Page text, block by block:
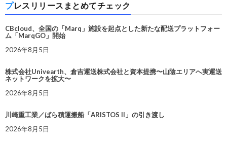
プレスリリースまとめてチェック
CBcloud、全国の「Marq」施設を起点とした新たな配送プラットフォー
ム「MarqGO」開始
2026年8月5日
株式会社Univearth、倉吉運送株式会社と資本提携〜山陰エリアへ実運送
ネットワークを拡大〜
2026年8月5日
川崎重工業／ばら積運搬船「ARISTOS II」の引き渡し
2026年8月5日